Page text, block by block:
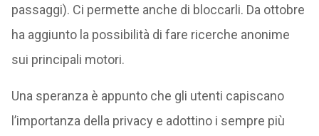
passaggi). Ci permette anche di bloccarli. Da ottobre
ha aggiunto la possibilità di fare ricerche anonime
sui principali motori.
Una speranza è appunto che gli utenti capiscano
l’importanza della privacy e adottino i sempre più